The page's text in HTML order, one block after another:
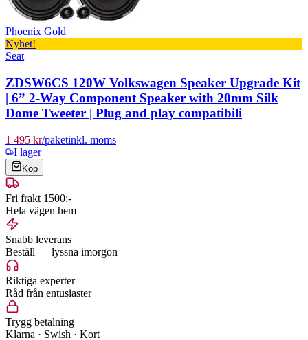
Phoenix Gold
Nyhet!
Seat
ZDSW6CS 120W Volkswagen Speaker Upgrade Kit
| 6” 2-Way Component Speaker with 20mm Silk
Dome Tweeter | Plug and play compatibili
1 495 kr/paketinkl. moms
I lager
Köp
Fri frakt 1500:-
Hela vägen hem
Snabb leverans
Beställ — lyssna imorgon
Riktiga experter
Råd från entusiaster
Trygg betalning
Klarna · Swish · Kort